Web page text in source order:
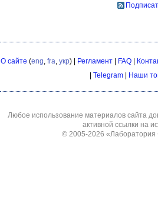
О сайте (eng fra укр) | Регламент| FAQ|
| Telegram | Наши
Любое использование материалов сайта
активной ссылки на
© 2005-2026 «Лаборатория